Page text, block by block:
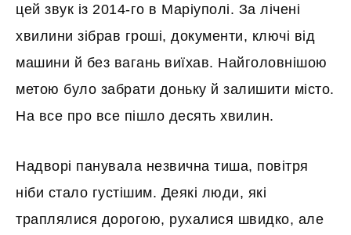
цей звук із 2014-го в Маріуполі. За лічені
хвилини зібрав гроші, документи, ключі від
машини й без вагань виїхав. Найголовнішою
метою було забрати доньку й залишити місто.
На все про все пішло десять хвилин.
Надворі панувала незвична тиша, повітря
ніби стало густішим. Деякі люди, які
траплялися дорогою, рухалися швидко, але